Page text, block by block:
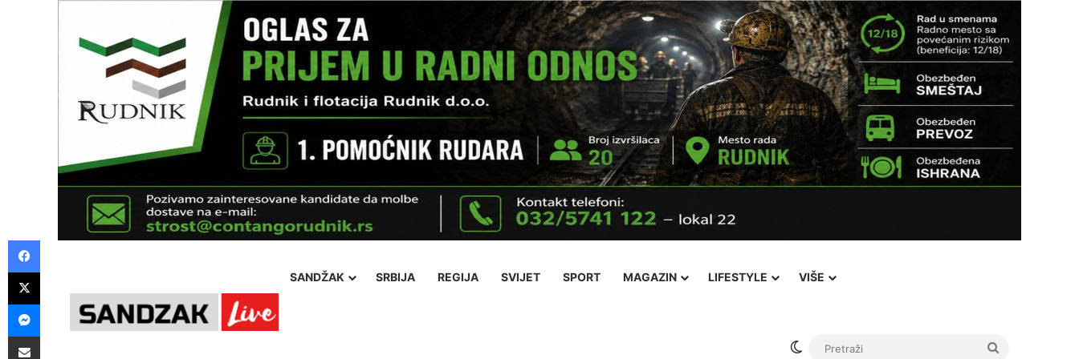
SANDŽAK SRBIJA REGIJA SVIJET SPORT MAGAZIN LIFESTYLE VIŠE
Switch skin
Facebook
X
Messenger
Pošalji preko E-Maila